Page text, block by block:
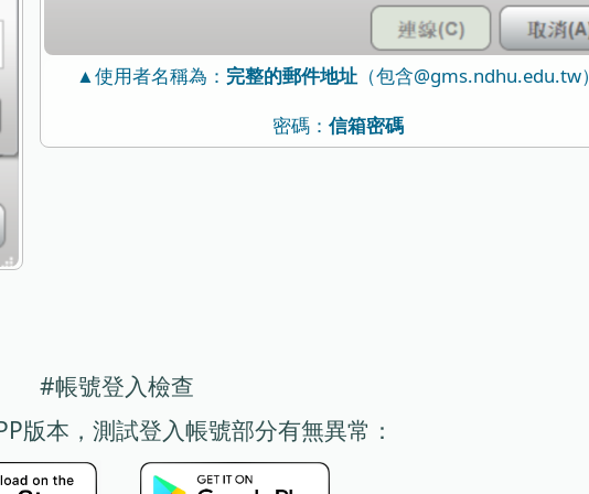
▲使用者名稱為： 完整的郵件地址（包含@gms.ndhu.edu.tw）
密碼： 信箱密碼
#帳號登入檢查
版本，測試登入帳號部分有無異常：